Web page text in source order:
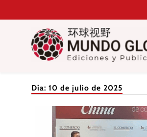
Mundo
Día: 10 de julio de 2025